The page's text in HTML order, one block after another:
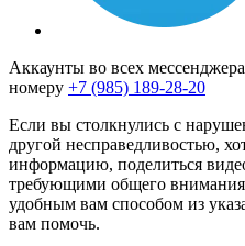
Аккаунты во всех
номеру +7 (985) 189-28-20
Если вы столкнулись с
другой несправедливостью,
информацию, поделиться
требующими общего
удобным вам способом из
вам помочь.